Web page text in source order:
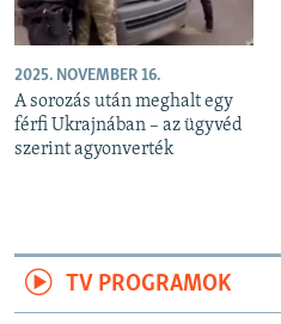
2025. NOVEMBER 16.
A sorozás után meghalt egy
férfi Ukrajnában – az ügyvéd
szerint agyonverték
TV PROGRAMOK